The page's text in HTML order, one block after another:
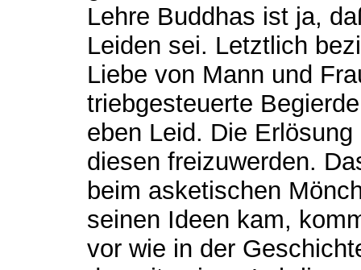
Lehre Buddhas ist ja,
Leiden sei. Letztlich
Liebe von Mann und
triebgesteuerte
eben Leid. Die
diesen freizuwerden.
beim asketischen
seinen Ideen kam,
vor wie in der